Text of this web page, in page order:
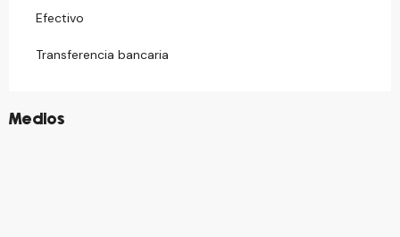
Efectivo
Transferencia bancaria
Medios
©
©